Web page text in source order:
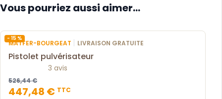
Vous pourriez aussi aimer...
- 15 %
MATFER-BOURGEAT | LIVRAISON GRATUITE
Pistolet pulvérisateur
3 avis
526,44 €
447,48 € TTC